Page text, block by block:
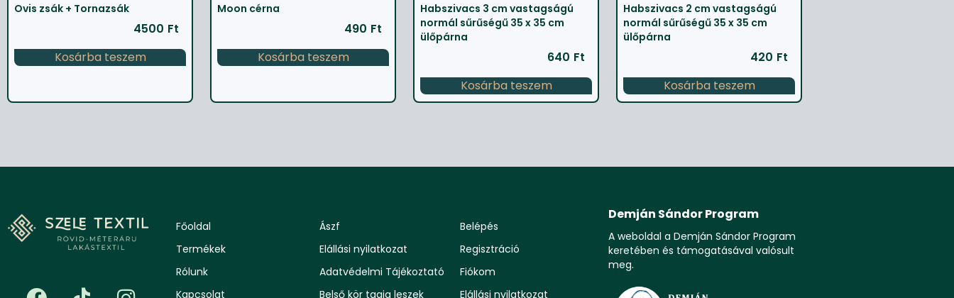
Ovis zsák + Tornazsák
4500 Ft
Kosárba teszem
Moon cérna
490 Ft
Kosárba teszem
Habszivacs 3 cm vastagságú
normál sűrűségű 35 x 35 cm
ülőpárna
640 Ft
Kosárba teszem
Habszivacs 2 cm vastagságú
normál sűrűségű 35 x 35 cm
ülőpárna
420 Ft
Kosárba teszem
Főoldal
Termékek
Rólunk
Kapcsolat
Ászf
Elállási nyilatkozat
Adatvédelmi Tájékoztató
Belső kör tagja leszek
Belépés
Regisztráció
Fiókom
Elállási nyilatkozat
Demján Sándor Program
A weboldal a Demján Sándor Program
keretében és támogatásával valósult
meg.